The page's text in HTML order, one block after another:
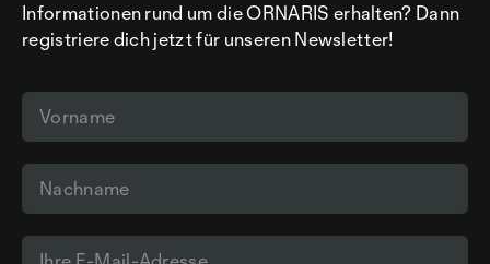
Informationen rund um die ORNARIS erhalten? Dann
registriere dich jetzt für unseren Newsletter!